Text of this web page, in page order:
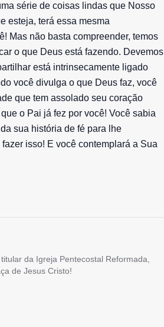
série de coisas lindas que Nosso
esteja, terá essa mesma
Mas não basta compreender, temos
o que Deus está fazendo. Devemos
está intrinsecamente ligado
você divulga o que Deus faz, você
que tem assolado seu coração
o Pai já fez por você! Você sabia
sua história de fé para lhe
isso! E você contemplará a Sua
da Igreja Pentecostal Reformada,
de Jesus Cristo!